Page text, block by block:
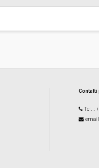
Tel. :
email